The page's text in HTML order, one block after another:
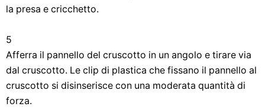
la presa e cricchetto.
5
Afferra il pannello del cruscotto in un angolo e tirare via
dal cruscotto. Le clip di plastica che fissano il pannello al
cruscotto si disinserisce con una moderata quantità di
forza.